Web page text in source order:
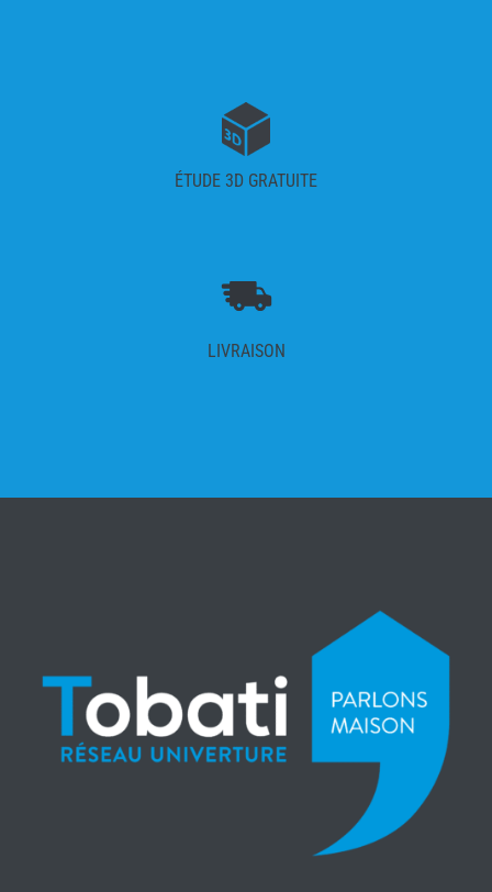
ÉTUDE 3D GRATUITE
LIVRAISON